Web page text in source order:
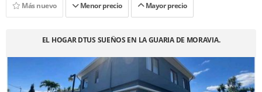
Más nuevo
Menor precio Mayor precio
EL HOGAR DTUS SUEÑOS EN LA GUARIA DE MORAVIA.